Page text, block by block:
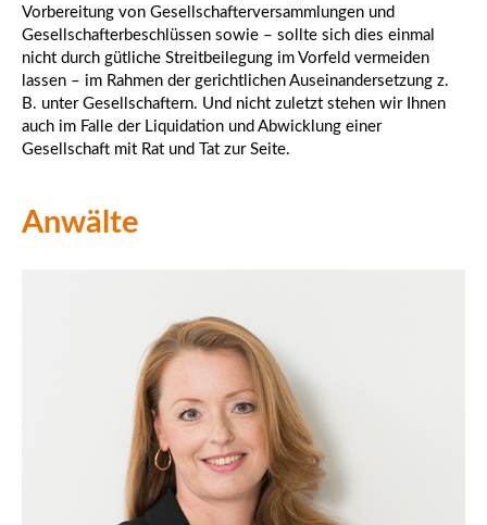
Vorbereitung von Gesellschafterversammlungen und
Gesellschafterbeschlüssen sowie – sollte sich dies einmal
nicht durch gütliche Streitbeilegung im Vorfeld vermeiden
lassen – im Rahmen der gerichtlichen Auseinandersetzung z.
B. unter Gesellschaftern. Und nicht zuletzt stehen wir Ihnen
auch im Falle der Liquidation und Abwicklung einer
Gesellschaft mit Rat und Tat zur Seite.
Anwälte